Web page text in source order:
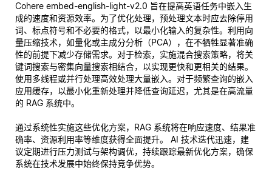
Cohere embed-english-light-v2.0 旨在提高英语任务中嵌入生
成的速度和资源效率。为了优化处理，预处理文本时应去除停用
词、标点符号和不必要的格式，以最小化输入的复杂性。利用向
量压缩技术，如量化或主成分分析（PCA），在不牺牲显著准确
性的前提下减少存储需求。对于检索，实施混合搜索策略，将关
键词搜索与密集向量搜索相结合，以实现更快和更相关的结果。
使用多线程或并行处理高效处理大量嵌入。对于频繁查询的嵌入
应用缓存，以最小化重新处理并降低查询延迟，尤其是在高流量
的 RAG 系统中。
通过系统性实施这些优化方案，RAG 系统将在响应速度、结果准
确率、资源利用率等维度获得全面提升。 AI 技术迭代迅速，建
议定期进行压力测试与架构调优，持续跟踪最新优化方案，确保
系统在技术发展中始终保持竞争优势。